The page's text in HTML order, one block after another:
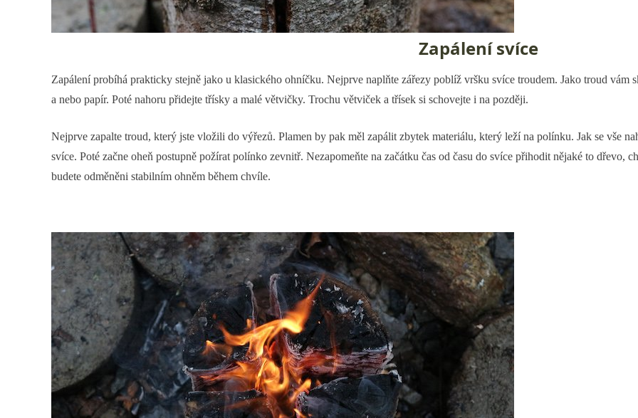
Zapálení svíce
Zapálení probíhá prakticky stejně jako u klasického ohníčku. Nejprve naplňte zářezy poblíž vršku svíce troudem. Jako troud vám
a nebo papír. Poté nahoru přidejte třísky a malé větvičky. Trochu větviček a třísek si schovejte i na později.
Nejprve zapalte troud, který jste vložili do výřezů. Plamen by pak měl zapálit zbytek materiálu, který leží na polínku. Jak se vše
svíce. Poté začne oheň postupně požírat polínko zevnitř. Nezapomeňte na začátku čas od času do svíce přihodit nějaké to dřevo,
budete odměněni stabilním ohněm během chvíle.